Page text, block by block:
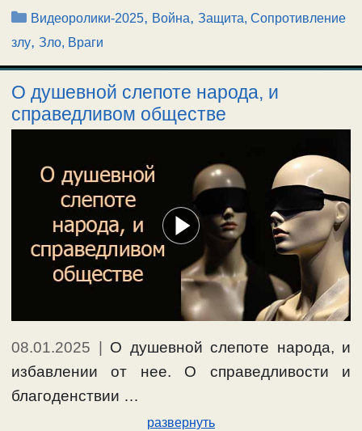
Рубрики
Видеоролики-2025, Война,Защита, Сопротивление
злу, Зло, Враги
О душевной слепоте народа, и
справедливом обществе
08.01.2025
О душевной слепоте народа, и
избавлении от нее. О справедливости и
благоденствии …
развернуть